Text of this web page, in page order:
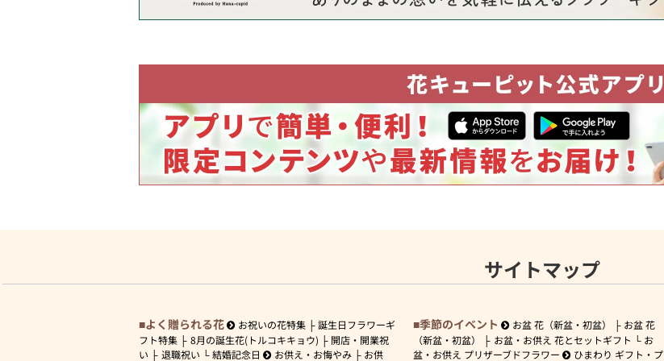
サイトマップ
よく贈られる花 お祝いの花特集
誕生日フラワーギ
フト特集
8月の誕生花(トルコキキョウ)
開店・開業祝
い
退職祝い 結婚記念日 お供え・お悔やみ お供
季節のイベント お盆 花（新盆・初盆）
お盆 花
（新盆・初盆）
お盆・お供え 花とセットギフト
お
盆・お供え プリザーブドフラワー
ひまわり ギフト・プ